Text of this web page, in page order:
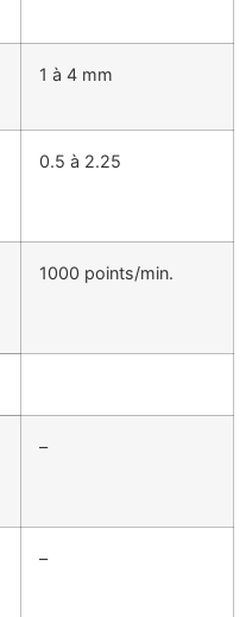
1 à 4 mm
0.5 à 2.25
1000 points/min.
–
–